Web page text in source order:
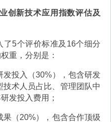
创新技术应用指数评估及
5个评价标准及16个细分
重，分别是：
投入（30%），包含研发
技术人员占比、管理团队中
发投入费用；
（20%），包含合作顶级